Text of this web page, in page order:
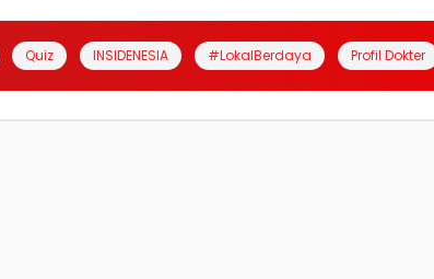
Quiz INSIDENESIA #LokalBerdaya Profil Dokter